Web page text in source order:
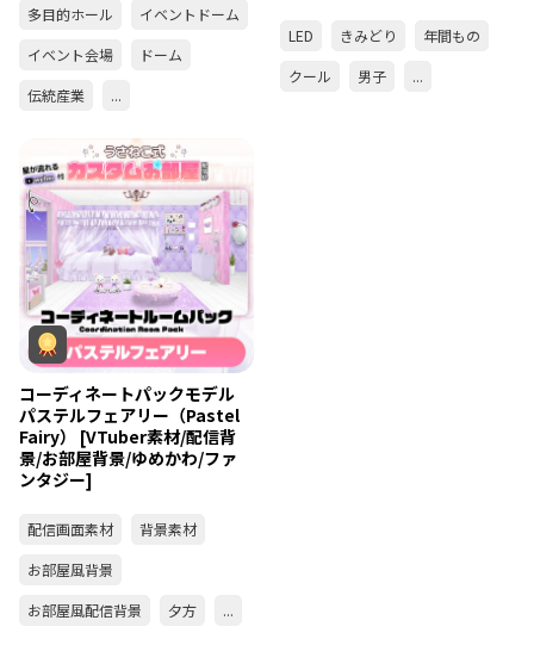
多目的ホール
イベントドーム
イベント会場
ドーム
伝統産業
...
LED きみどり
年間もの
クール
男子 ...
コーディネートパックモデル
パステルフェアリー（Pastel
Fairy） [VTuber素材/配信背
景/お部屋背景/ゆめかわ/ファ
ンタジー]
配信画面素材
背景素材
お部屋風背景
お部屋風配信背景
夕方 ...